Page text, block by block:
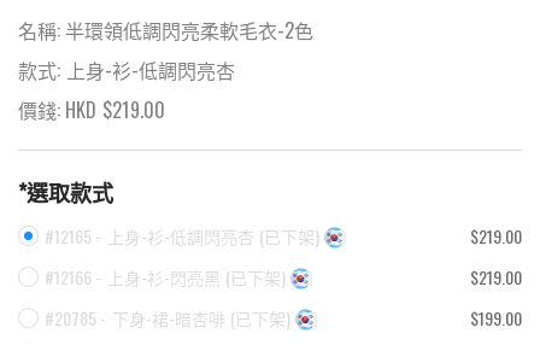
名稱: 半環領低調閃亮柔軟毛衣-2色
款式: 上身-衫-低調閃亮杏
價錢: HKD $219.00
*選取款式
#12165 - 上身-衫-低調閃亮杏 (已下架)
$219.00
#12166 - 上身-衫-閃亮黑 (已下架)
$219.00
#20785 - 下身-裙-暗杏啡 (已下架)
$199.00